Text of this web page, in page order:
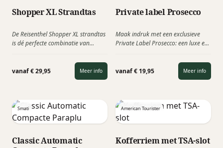
Shopper XL Strandtas
De Reisenthel Shopper XL strandtas
is dé perfecte combinatie van
Deze ruime shopper is ideaal als
zomers relatiegeschenk voor
medewerkers en relaties, maar ook
kerstgeschenk.
vanaf € 29,95 Meer info
Private label Prosecco
Maak indruk met een exclusieve
Private Label Prosecco: een luxe en
jouw merk centraal staat. Private
label Prosecco D.O.C. uit Veneto met
frisse tonen van appel en tropisch
vanaf € 19,95 Meer info
Smati
Classic Automatic
American Tourister
Kofferriem met TSA-slot